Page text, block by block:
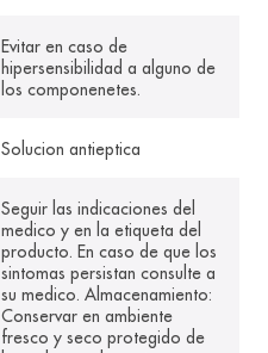
Evitar en caso de
hipersensibilidad a alguno de
los componenetes.
Solucion antieptica
Seguir las indicaciones del
medico y en la etiqueta del
producto. En caso de que los
sintomas persistan consulte a
su medico. Almacenamiento:
Conservar en ambiente
fresco y seco protegido de